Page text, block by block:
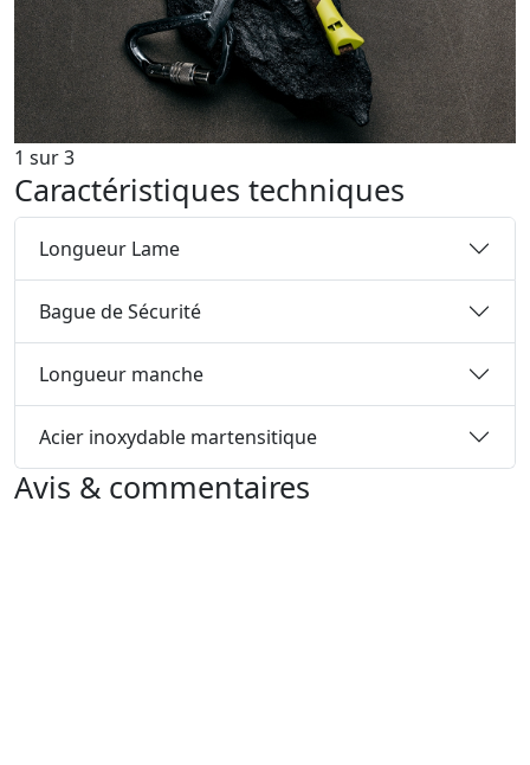
1 sur3
Caractéristiques techniques
Longueur Lame
Bague de Sécurité
Longueur manche
Acier inoxydable martensitique
Avis & commentaires